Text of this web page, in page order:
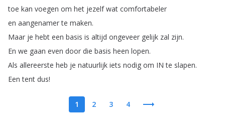
toe kan voegen om het jezelf wat comfortabeler
en aangenamer te maken.
Maar je hebt een basis is altijd ongeveer gelijk zal zijn.
En we gaan even door die basis heen lopen.
Als allereerste heb je natuurlijk iets nodig om IN te slapen.
Een tent dus!
1 2 3 4